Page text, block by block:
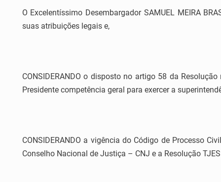
O Excelentíssimo Desembargador SAMUEL MEIRA
suas atribuições legais e,
CONSIDERANDO o disposto no artigo 58 da
Presidente competência geral para exercer a
CONSIDERANDO a vigência do Código de Processo
Conselho Nacional de Justiça – CNJ e a Resolução